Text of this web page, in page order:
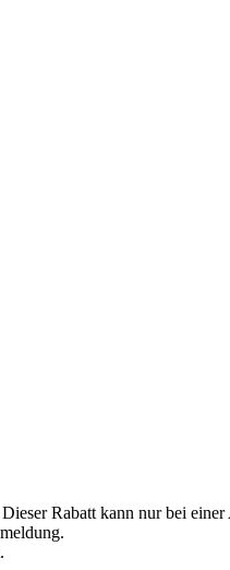
Rabatt kann nur bei